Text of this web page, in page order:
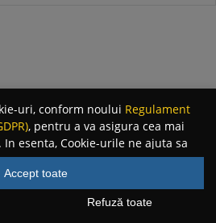
uri, conform noului Regulament
, pentru a va asigura cea mai
esenta, Cookie-urile ne ajuta sa
pe site, oferindu-va dvs.,
personalizata si mult mai
de site-ul nostru si partenerii
pentru detalii despre politica
Accept toate
Refuză toate